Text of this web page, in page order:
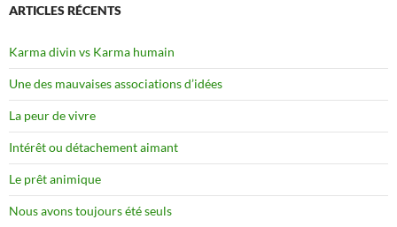
ARTICLES RÉCENTS
Karma divin vs Karma humain
Une des mauvaises associations d’idées
La peur de vivre
Intérêt ou détachement aimant
Le prêt animique
Nous avons toujours été seuls